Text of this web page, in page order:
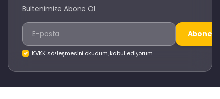
Bültenimize Abone Ol
Abone
KVKK sözleşmesini okudum, kabul ediyorum.